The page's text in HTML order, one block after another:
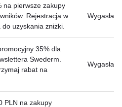
na pierwsze zakupy
Rejestracja w
uzyskania zniżki.
Wygasła
35% dla
Swederm.
rabat na
Wygasła
PLN na zakupy